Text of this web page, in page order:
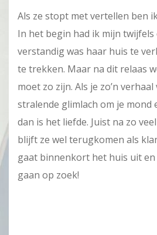
Als ze stopt met vertellen ben
In het begin had ik mijn
verstandig was haar huis te
te trekken. Maar na dit relaas
moet zo zijn. Als je zo’n
stralende glimlach om je mond
dan is het liefde. Juist na zo
blijft ze wel terugkomen als
gaat binnenkort het huis uit en
gaan op zoek!